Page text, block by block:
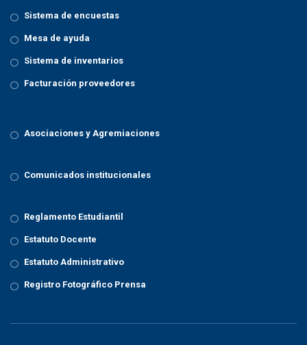
Sistema de encuestas
Mesa de ayuda
Sistema de inventarios
Facturación proveedores
Asociaciones y Agremiaciones
Comunicados institucionales
Reglamento Estudiantil
Estatuto Docente
Estatuto Administrativo
Registro Fotográfico Prensa